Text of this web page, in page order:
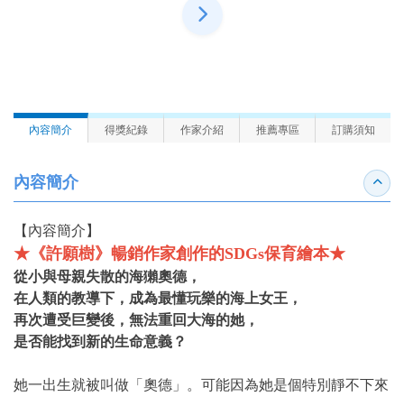
內容簡介 得獎紀錄 作家介紹 推薦專區 訂購須知
內容簡介 收合
【內容簡介】
★《許願樹》暢銷作家創作的SDGs保育繪本★
從小與母親失散的海獺奧德，
在人類的教導下，成為最懂玩樂的海上女王，
再次遭受巨變後，無法重回大海的她，
是否能找到新的生命意義？
她一出生就被叫做「奧德」。可能因為她是個特別靜不下來